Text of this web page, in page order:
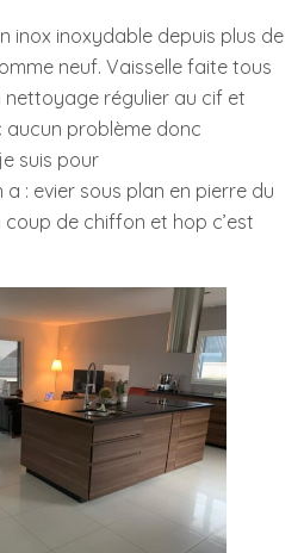
inox inoxydable depuis plus de
neuf. Vaisselle faite tous
nettoyage régulier au cif et
aucun problème donc
suis pour
a : evier sous plan en pierre du
coup de chiffon et hop c’est